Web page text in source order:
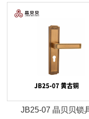
JBZ-30晶贝贝智能